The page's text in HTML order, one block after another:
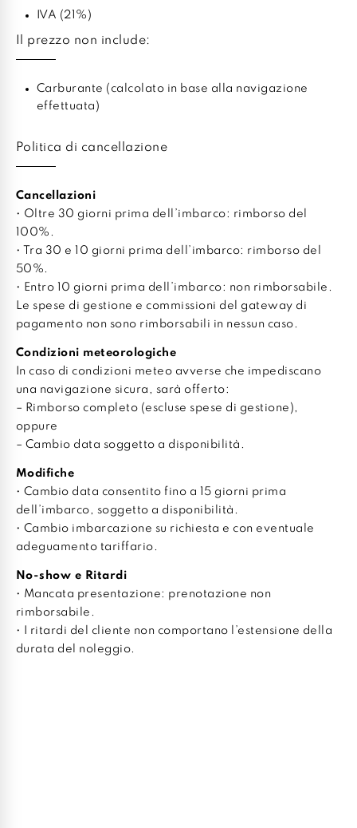
IVA (21%)
Il prezzo non include:
Carburante (calcolato in base alla navigazione
effettuata)
Politica di cancellazione
Cancellazioni
• Oltre 30 giorni prima dell’imbarco: rimborso del
100%.
• Tra 30 e 10 giorni prima dell’imbarco: rimborso del
50%.
• Entro 10 giorni prima dell’imbarco: non rimborsabile.
Le spese di gestione e commissioni del gateway di
pagamento non sono rimborsabili in nessun caso.
Condizioni meteorologiche
In caso di condizioni meteo avverse che impediscano
una navigazione sicura, sarà offerto:
– Rimborso completo (escluse spese di gestione),
oppure
– Cambio data soggetto a disponibilità.
Modifiche
• Cambio data consentito fino a 15 giorni prima
dell’imbarco, soggetto a disponibilità.
• Cambio imbarcazione su richiesta e con eventuale
adeguamento tariffario.
No-show e Ritardi
• Mancata presentazione: prenotazione non
rimborsabile.
• I ritardi del cliente non comportano l’estensione della
durata del noleggio.